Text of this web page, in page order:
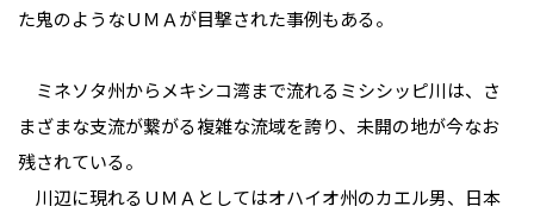
た鬼のようなＵＭＡが目撃された事例もある。
ミネソタ州からメキシコ湾まで流れるミシシッピ川は、さ
まざまな支流が繋がる複雑な流域を誇り、未開の地が今なお
残されている。
川辺に現れるＵＭＡとしてはオハイオ州のカエル男、日本